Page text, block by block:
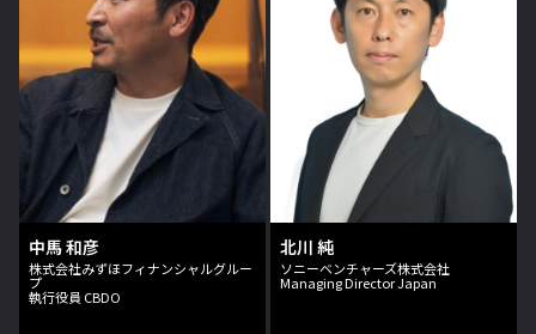
中馬 和彦
株式会社みずほフィナンシャルグルー
プ
執行役員 CBDO
北川 純
ソニーベンチャーズ株式会社
Managing Director Japan